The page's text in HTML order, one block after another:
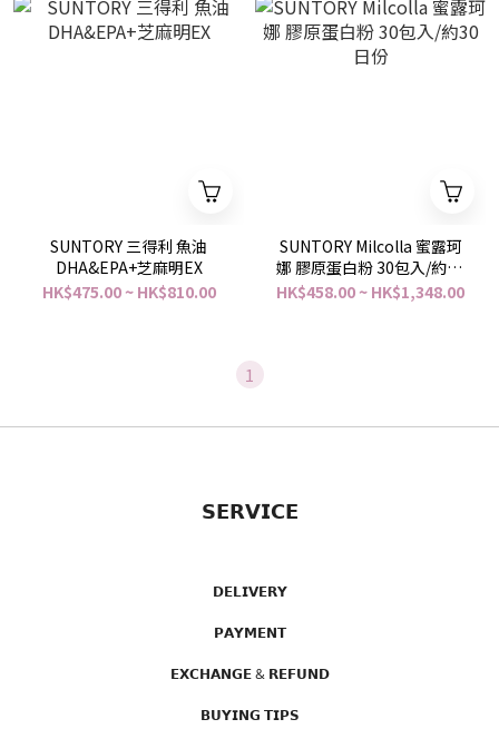
SUNTORY 三得利 魚油
DHA&EPA+芝麻明EX
HK$475.00 ~ HK$810.00
SUNTORY Milcolla 蜜露珂
娜 膠原蛋白粉 30包入/約30
日份
HK$458.00 ~ HK$1,348.00
1
𝗦𝗘𝗥𝗩𝗜𝗖𝗘
𝗗𝗘𝗟𝗜𝗩𝗘𝗥𝗬
𝗣𝗔𝗬𝗠𝗘𝗡𝗧
𝗘𝗫𝗖𝗛𝗔𝗡𝗚𝗘 & 𝗥𝗘𝗙𝗨𝗡𝗗
𝗕𝗨𝗬𝗜𝗡𝗚 𝗧𝗜𝗣𝗦